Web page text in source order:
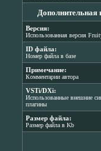
Дополнительная
Версия:
Использованная версия
ID файла:
Номер файла в базе
Примечание:
Комментарии автора
VSTi/DXi:
Использованные внешние
плагины
Размер файла:
Размер файла в Kb